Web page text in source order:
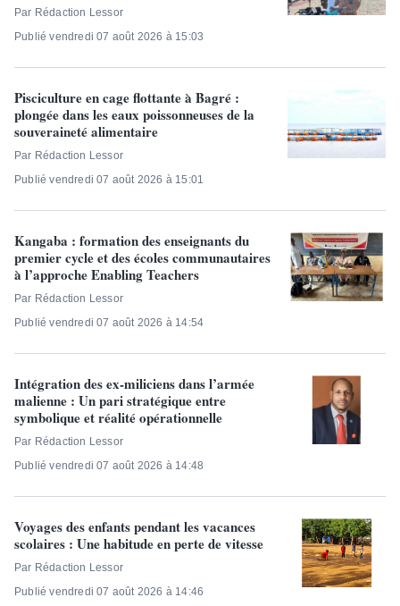
Par Rédaction Lessor
Publié vendredi 07 août 2026 à 15:03
Pisciculture en cage flottante à Bagré :
plongée dans les eaux poissonneuses de la
souveraineté alimentaire
Par Rédaction Lessor
Publié vendredi 07 août 2026 à 15:01
Kangaba : formation des enseignants du
premier cycle et des écoles communautaires
à l’approche Enabling Teachers
Par Rédaction Lessor
Publié vendredi 07 août 2026 à 14:54
Intégration des ex-miliciens dans l’armée
malienne : Un pari stratégique entre
symbolique et réalité opérationnelle
Par Rédaction Lessor
Publié vendredi 07 août 2026 à 14:48
Voyages des enfants pendant les vacances
scolaires : Une habitude en perte de vitesse
Par Rédaction Lessor
Publié vendredi 07 août 2026 à 14:46